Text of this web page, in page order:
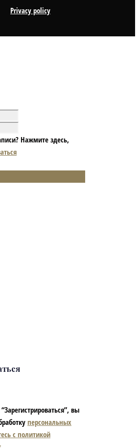
Privacy policy
Нажмите здесь,
вы
персональных
с политикой